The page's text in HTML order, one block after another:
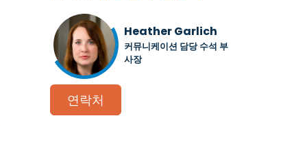
Heather Garlich
커뮤니케이션 담당 수석 부
사장
연락처